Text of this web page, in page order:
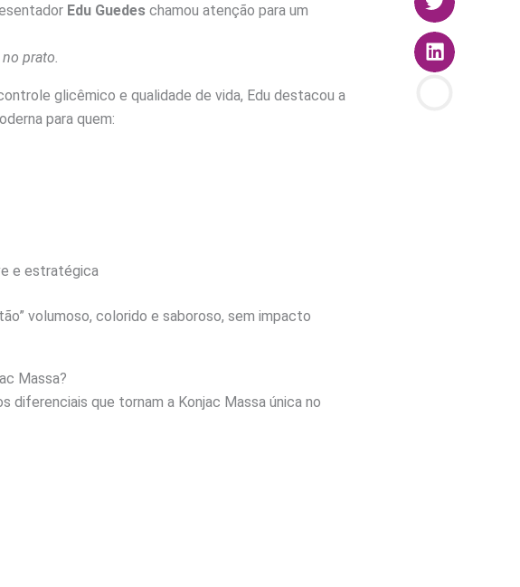
Edu Guedes chamou atenção para um
prato.
glicêmico e qualidade de vida, Edu destacou a
para quem:
e estratégica
volumoso, colorido e saboroso, sem impacto
Massa?
diferenciais que tornam a Konjac Massa única no